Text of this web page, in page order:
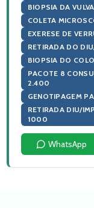
BIOPSIA DA VULVA
COLETA
EXERESE DE
RETIRADA DO
BIOPSIA DO
PACOTE 8
2.400
GENOTIPAGEM
RETIRADA DIU/
1000
WhatsApp